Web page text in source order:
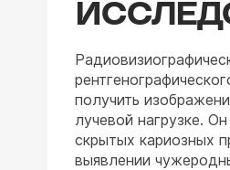
получить
лучевой нагрузке.
скрытых кариозных
выявлении